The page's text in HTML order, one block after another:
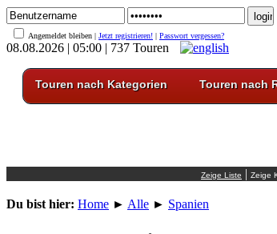
Angemeldet bleiben | Jetzt registrieren! | Passwort vergessen?
08.08.2026 | 05:00 | 737 Touren
Touren nach Kategorien Touren nach
|
Du bist hier: Home ► Alle ► Spanien